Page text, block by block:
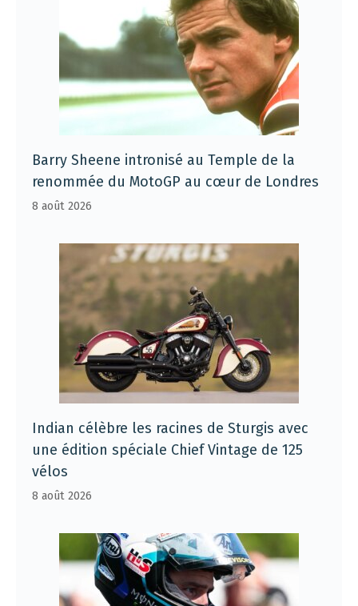
Barry Sheene intronisé au Temple de la
renommée du MotoGP au cœur de Londres
8 août 2026
Indian célèbre les racines de Sturgis avec
une édition spéciale Chief Vintage de 125
vélos
8 août 2026